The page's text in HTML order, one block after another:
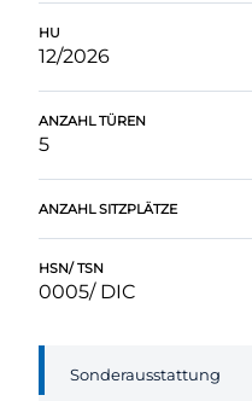
HU
12/2026
ANZAHL TÜREN
5
ANZAHL SITZPLÄTZE
HSN/ TSN
0005/ DIC
Sonderausstattung